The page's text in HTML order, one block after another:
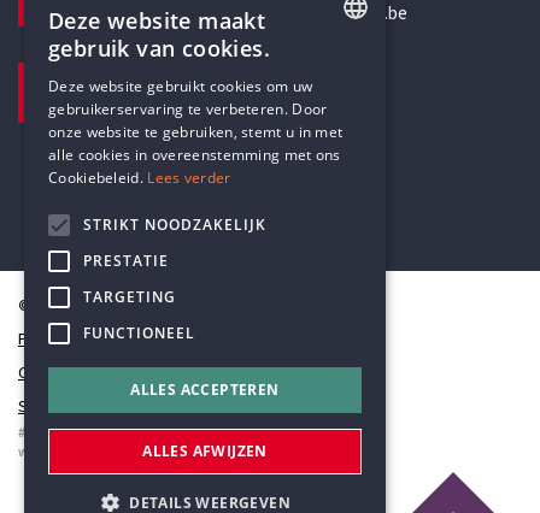
secretariaat@humanistischverbond.be
Pottenbrug 4
Antwerpen, 2000
© Humanistisch Verbond 2026
Privacy
Cookiestatement
Sitemap
#codedwithlove byCodelines
webapplicaties
mobiele apps&maatwerk websites
DUTCH
Deze website maakt
gebruik van cookies.
Deze website gebruikt cookies om uw
gebruikerservaring te verbeteren. Door
onze website te gebruiken, stemt u in met
alle cookies in overeenstemming met ons
Cookiebeleid. Lees verder
STRIKT NOODZAKELIJK
PRESTATIE
TARGETING
FUNCTIONEEL
ALLES ACCEPTEREN
ALLES AFWIJZEN
DETAILS WEERGEVEN